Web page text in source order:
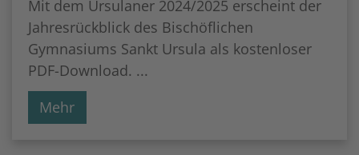
Mit dem Ursulaner 2024/2025 erscheint der
Jahresrückblick des Bischöflichen
Gymnasiums Sankt Ursula als kostenloser
PDF-Download. ...
Mehr